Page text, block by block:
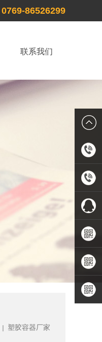
0769-86526299
联系我们
塑胶容器厂家
0769-
林先生
QQ咨询
扫描手
机APP
关注小